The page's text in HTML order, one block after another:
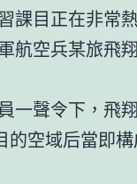
課目正在非常
航空兵某旅飛
一聲令下，飛
空域后當即